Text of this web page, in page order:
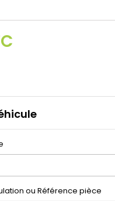
ou Référence pièce